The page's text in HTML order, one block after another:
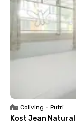
Coliving • Putri
Kost Jean